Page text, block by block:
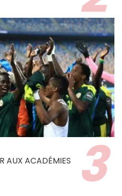
AUX ACADÉMIES